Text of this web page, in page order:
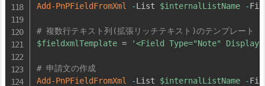
Add-PnPFieldFromXml
-List $internalListName -
# 複数行テキスト列(拡張リッチテキスト)のテンプレート
$fieldxmlTemplate = '<Field Type="Note"
# 申請文の作成
Add-PnPFieldFromXml
-List $internalListName -